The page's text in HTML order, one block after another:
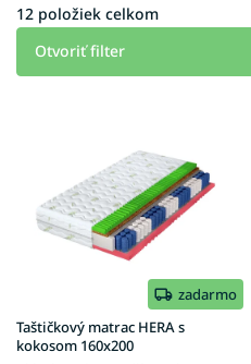
i
e
12 položiek celkom
Otvoriť filter
u
k
zadarmo
Taštičkový matrac HERA s
kokosom 160x200